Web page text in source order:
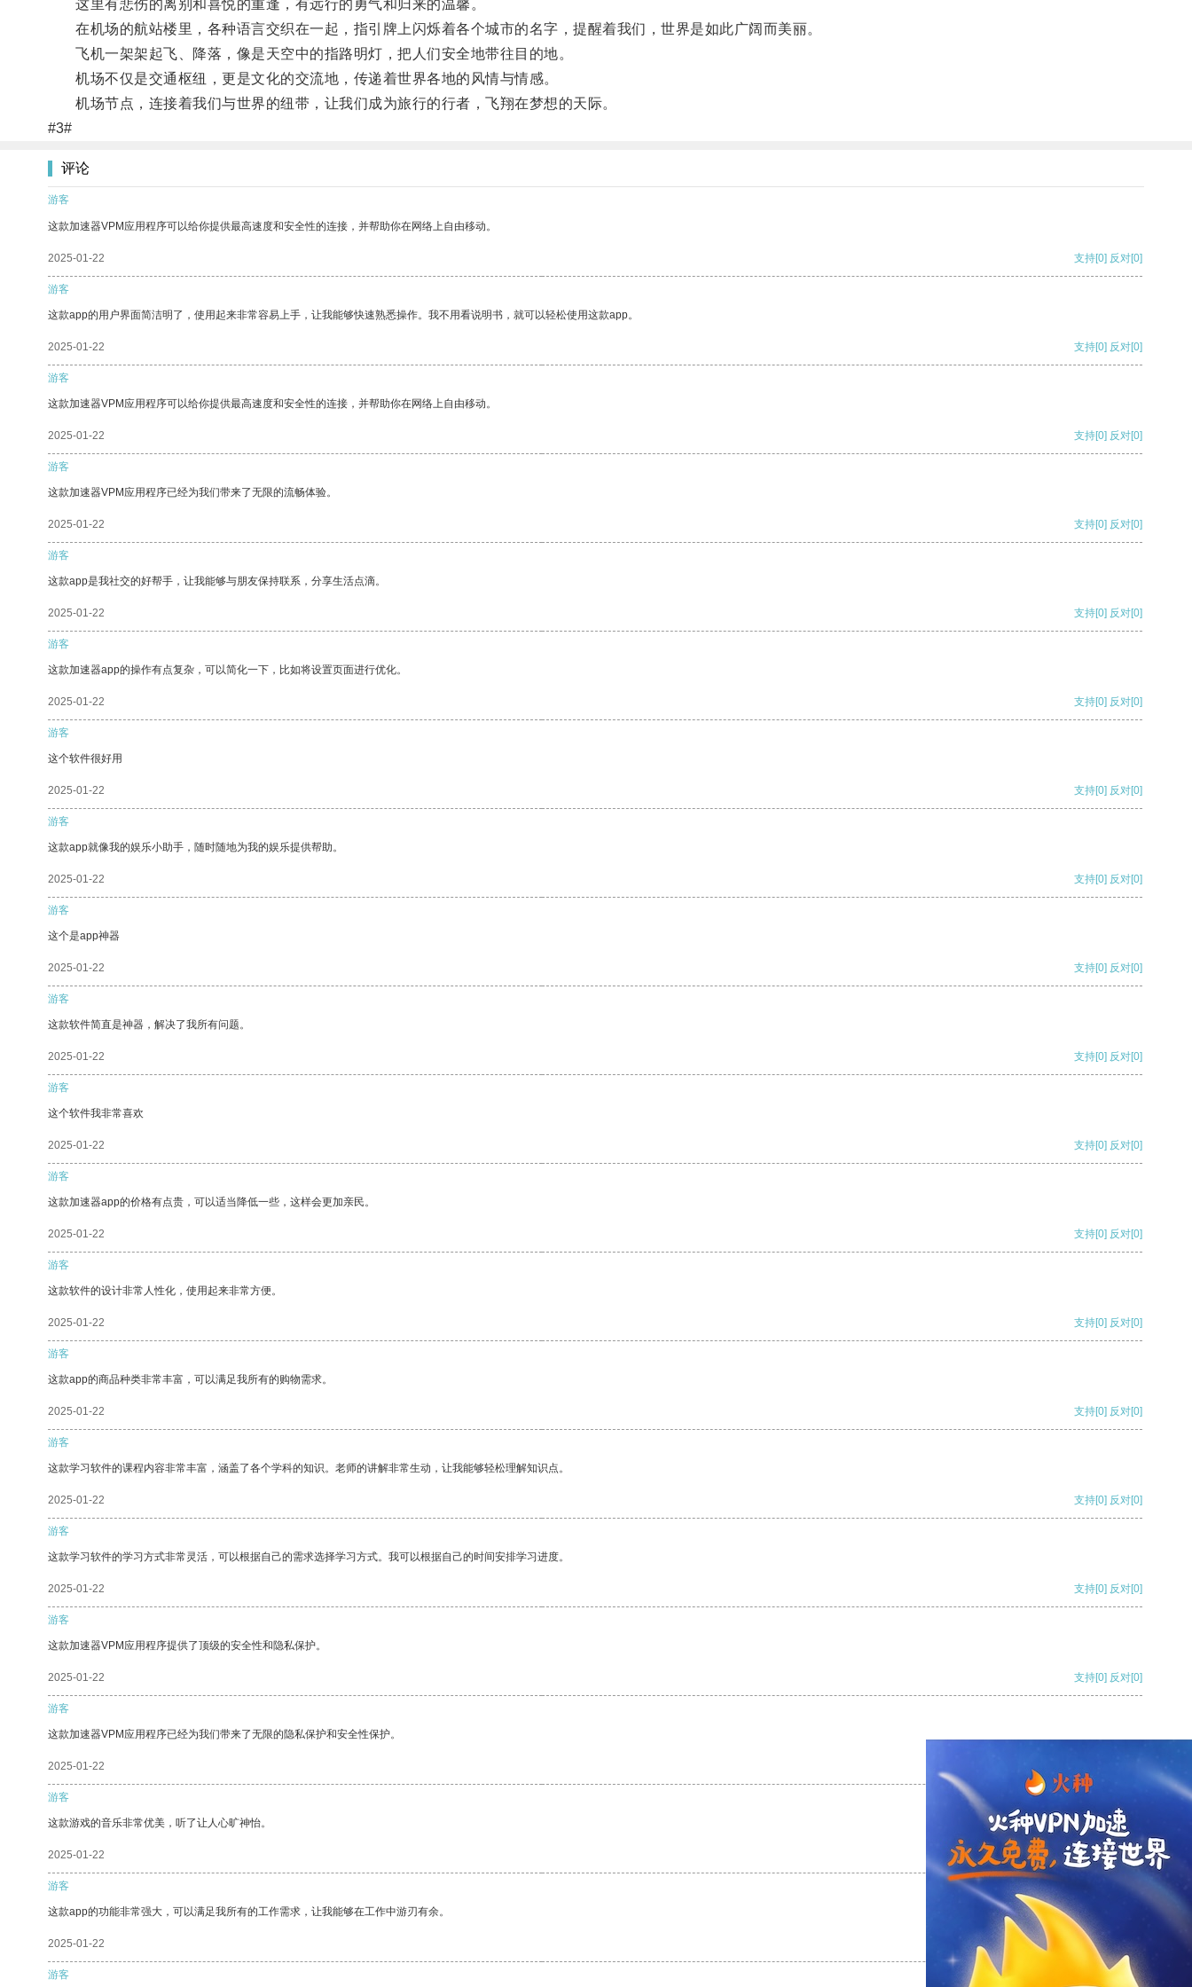
这里有悲伤的离别和喜悦的重逢，有远行的勇气和归来的温馨。
在机场的航站楼里，各种语言交织在一起，指引牌上闪烁着各个城市的名字，提醒着我们，世界是如此广阔而美丽。
飞机一架架起飞、降落，像是天空中的指路明灯，把人们安全地带往目的地。
机场不仅是交通枢纽，更是文化的交流地，传递着世界各地的风情与情感。
机场节点，连接着我们与世界的纽带，让我们成为旅行的行者，飞翔在梦想的天际。
#3#
评论
游客
这款加速器VPM应用程序可以给你提供最高速度和安全性的连接，并帮助你在网络上自由移动。
2025-01-22 支持[0] 反对[0]
游客
这款app的用户界面简洁明了，使用起来非常容易上手，让我能够快速熟悉操作。我不用看说明书，就可以轻松使用这款app。
2025-01-22 支持[0] 反对[0]
游客
这款加速器VPM应用程序可以给你提供最高速度和安全性的连接，并帮助你在网络上自由移动。
2025-01-22 支持[0] 反对[0]
游客
这款加速器VPM应用程序已经为我们带来了无限的流畅体验。
2025-01-22 支持[0] 反对[0]
游客
这款app是我社交的好帮手，让我能够与朋友保持联系，分享生活点滴。
2025-01-22 支持[0] 反对[0]
游客
这款加速器app的操作有点复杂，可以简化一下，比如将设置页面进行优化。
2025-01-22 支持[0] 反对[0]
游客
这个软件很好用
2025-01-22 支持[0] 反对[0]
游客
这款app就像我的娱乐小助手，随时随地为我的娱乐提供帮助。
2025-01-22 支持[0] 反对[0]
游客
这个是app神器
2025-01-22 支持[0] 反对[0]
游客
这款软件简直是神器，解决了我所有问题。
2025-01-22 支持[0] 反对[0]
游客
这个软件我非常喜欢
2025-01-22 支持[0] 反对[0]
游客
这款加速器app的价格有点贵，可以适当降低一些，这样会更加亲民。
2025-01-22 支持[0] 反对[0]
游客
这款软件的设计非常人性化，使用起来非常方便。
2025-01-22 支持[0] 反对[0]
游客
这款app的商品种类非常丰富，可以满足我所有的购物需求。
2025-01-22 支持[0] 反对[0]
游客
这款学习软件的课程内容非常丰富，涵盖了各个学科的知识。老师的讲解非常生动，让我能够轻松理解知识点。
2025-01-22 支持[0] 反对[0]
游客
这款学习软件的学习方式非常灵活，可以根据自己的需求选择学习方式。我可以根据自己的时间安排学习进度。
2025-01-22 支持[0] 反对[0]
游客
这款加速器VPM应用程序提供了顶级的安全性和隐私保护。
2025-01-22 支持[0] 反对[0]
游客
这款加速器VPM应用程序已经为我们带来了无限的隐私保护和安全性保护。
2025-01-22
游客
这款游戏的音乐非常优美，听了让人心旷神怡。
2025-01-22 支持 [0] 反对[0]
游客
这款app的功能非常强大，可以满足我所有的工作需求，让我能够在工作中游刃有余。
2025-01-22 支持[0] 反对
游客